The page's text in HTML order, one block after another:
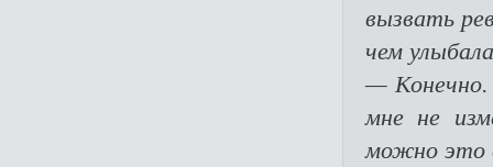
вызвать
чем
— Конечно.
мне не
можно это